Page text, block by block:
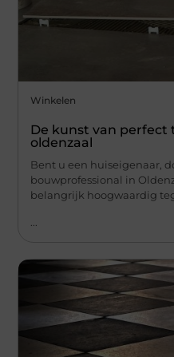
Winkelen
De kunst van perfect
oldenzaal
Bent u een huiseigenaar,
bouwprofessional in
belangrijk hoogwaardig